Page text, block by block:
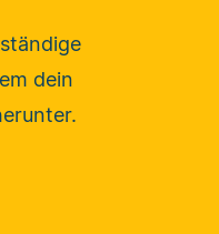
dein